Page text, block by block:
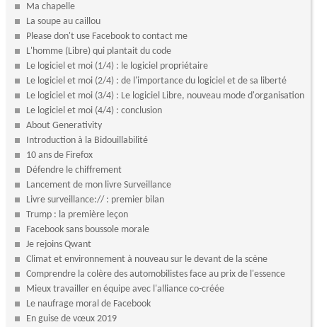
Ma chapelle
La soupe au caillou
Please don't use Facebook to contact me
L'homme (Libre) qui plantait du code
Le logiciel et moi (1/4) : le logiciel propriétaire
Le logiciel et moi (2/4) : de l'importance du logiciel et de sa liberté
Le logiciel et moi (3/4) : Le logiciel Libre, nouveau mode d'organisation
Le logiciel et moi (4/4) : conclusion
About Generativity
Introduction à la Bidouillabilité
10 ans de Firefox
Défendre le chiffrement
Lancement de mon livre Surveillance
Livre surveillance:// : premier bilan
Trump : la première leçon
Facebook sans boussole morale
Je rejoins Qwant
Climat et environnement à nouveau sur le devant de la scène
Comprendre la colère des automobilistes face au prix de l'essence
Mieux travailler en équipe avec l'alliance co-créée
Le naufrage moral de Facebook
En guise de vœux 2019